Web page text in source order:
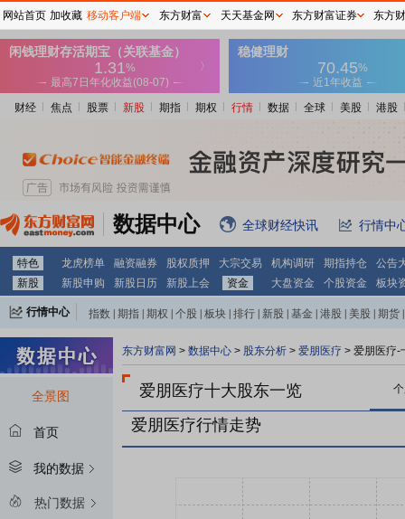
财经 焦点 股票 新股 期指 期权 行情 数据 全球 美股 港股
数据中心 全球财经快讯 行情中
特色 龙虎榜单 融资融券 股权质押 大宗交易 机构调研 期指持仓
公告
新股
新股申购 新股日历 新股上会 资金 大盘资金 个股资金 板块
行情中心 指数 期指 期权 个股 板块 排行 新股 基金 港股 美股 期货
全景图
首页
我的数据
热门数据
东方财富网 > 数据中心 > 股东分析 > 爱朋医疗 > 爱朋医疗-
爱朋医疗十大股东一览
爱朋医疗行情走势
网站首页 加收藏 移动客户端 东方财富 天天基金网 东方财富证券 东方